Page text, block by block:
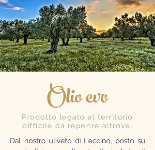
Olio evo
Prodotto legato al territorio
difficile da reperire altrove.
Dal nostro uliveto di Leccino, posto su